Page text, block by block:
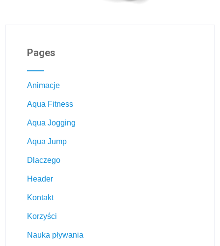
Pages
Animacje
Aqua Fitness
Aqua Jogging
Aqua Jump
Dlaczego
Header
Kontakt
Korzyści
Nauka pływania